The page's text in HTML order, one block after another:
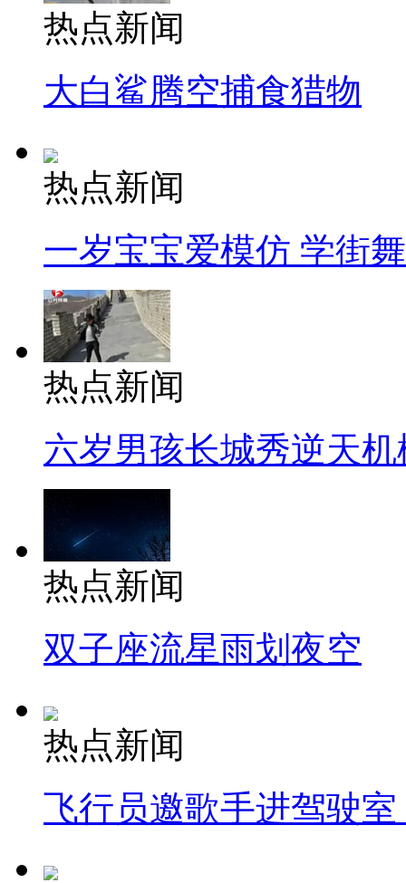
热点新闻
大白鲨腾空捕食猎物
热点新闻
一岁宝宝爱模仿 学街
热点新闻
六岁男孩长城秀逆天机
热点新闻
双子座流星雨划夜空
热点新闻
飞行员邀歌手进驾驶